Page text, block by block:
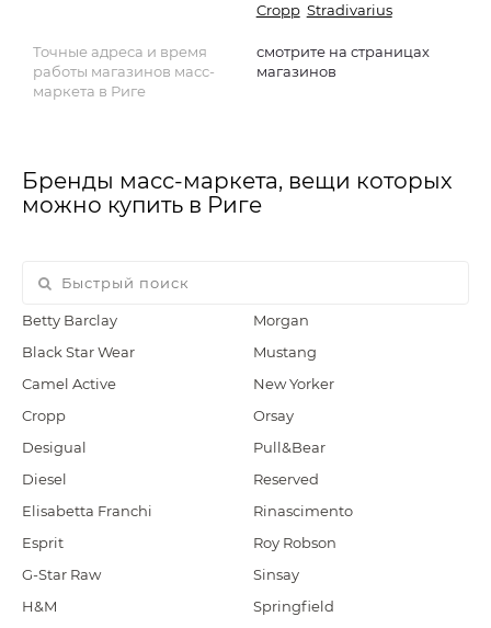
Cropp Stradivarius
Точные адреса и время
работы магазинов масс-
маркета в Риге
смотрите на страницах
магазинов
Бренды масс-маркета, вещи которых
можно купить в Риге
Betty Barclay
Black Star Wear
Camel Active
Cropp
Desigual
Diesel
Elisabetta Franchi
Esprit
G-Star Raw
H&M
Morgan
Mustang
New Yorker
Orsay
Pull&Bear
Reserved
Rinascimento
Roy Robson
Sinsay
Springfield